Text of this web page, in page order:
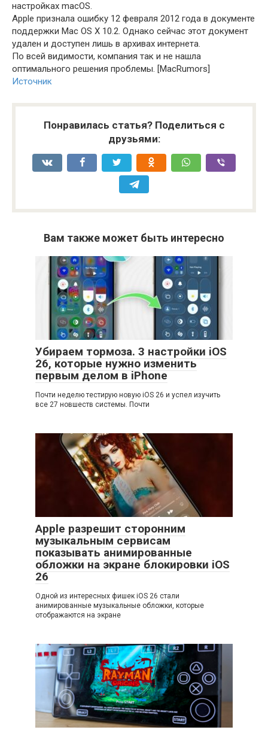
настройках macOS.
Apple признала ошибку 12 февраля 2012 года в документе
поддержки Mac OS X 10.2. Однако сейчас этот документ
удален и доступен лишь в архивах интернета.
По всей видимости, компания так и не нашла
оптимального решения проблемы. [MacRumors]
Источник
Понравилась статья? Поделиться с
друзьями:
Вам также может быть интересно
Убираем тормоза. 3 настройки iOS
26, которые нужно изменить
первым делом в iPhone
Почти неделю тестирую новую iOS 26 и успел изучить
все 27 новшеств системы. Почти
Apple разрешит сторонним
музыкальным сервисам
показывать анимированные
обложки на экране блокировки iOS
26
Одной из интересных фишек iOS 26 стали
анимированные музыкальные обложки, которые
отображаются на экране